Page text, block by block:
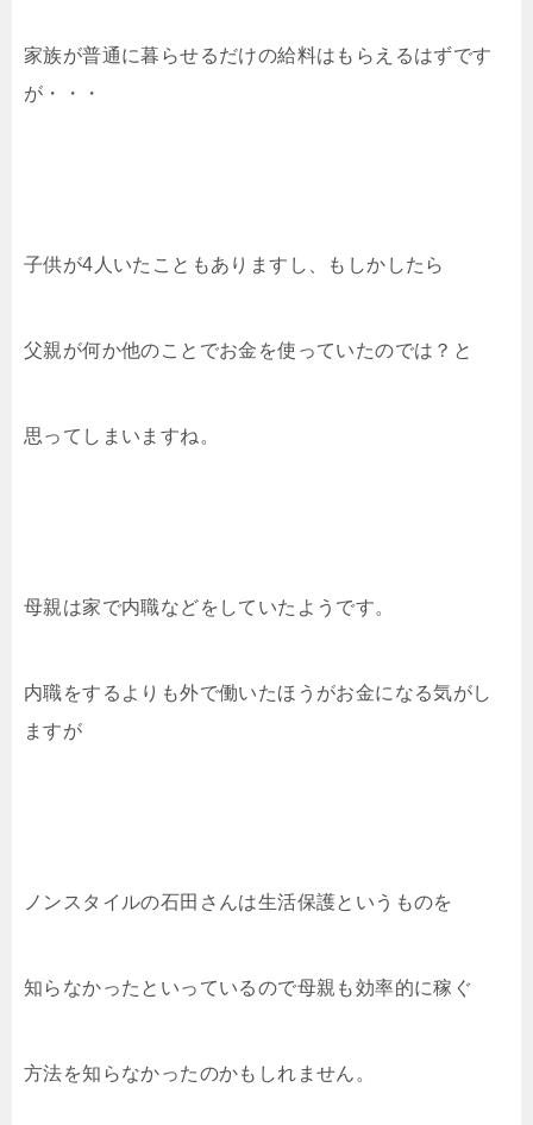
家族が普通に暮らせるだけの給料はもらえるはずです
が・・・
子供が4人いたこともありますし、もしかしたら
父親が何か他のことでお金を使っていたのでは？と
思ってしまいますね。
母親は家で内職などをしていたようです。
内職をするよりも外で働いたほうがお金になる気がし
ますが
ノンスタイルの石田さんは生活保護というものを
知らなかったといっているので母親も効率的に稼ぐ
方法を知らなかったのかもしれません。